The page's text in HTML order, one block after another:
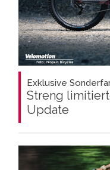
Exklusive
Streng
Update